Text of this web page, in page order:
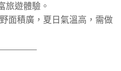
旅遊體驗。
面積廣，夏日氣溫高，需做